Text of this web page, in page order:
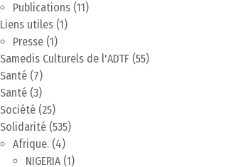
Publications (11)
Liens utiles (1)
Presse (1)
Samedis Culturels de l'ADTF (55)
Santé (7)
Santé (3)
Société (25)
Solidarité (535)
Afrique. (4)
NIGERIA(1)